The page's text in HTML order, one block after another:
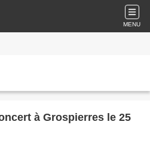
MENU
à Grospierres le 25